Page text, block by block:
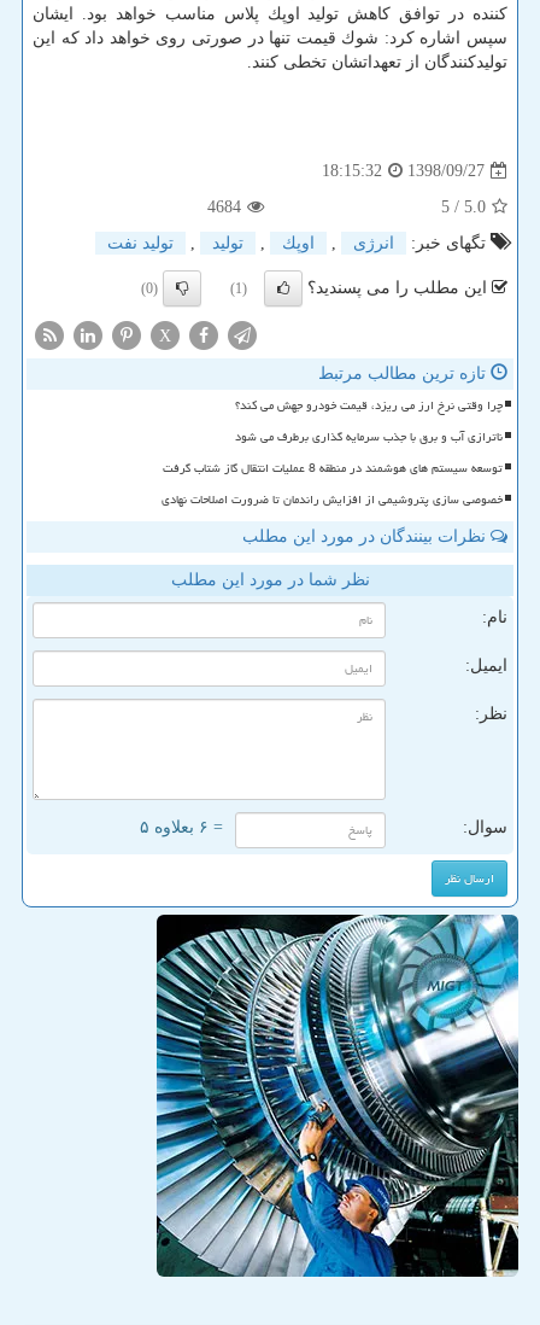
كننده در توافق كاهش تولید اوپك پلاس مناسب خواهد بود. ایشان
سپس اشاره كرد: شوك قیمت تنها در صورتی روی خواهد داد كه این
تولیدكنندگان از تعهداتشان تخطی كنند.
1398/09/27
18:15:32
5.0
/ 5
4684
تگهای خبر:
انرژی , اوپك , تولید , تولید نفت
این مطلب را می پسندید؟ (1)
(0)
X
تازه ترین مطالب مرتبط
چرا وقتی نرخ ارز می ریزد، قیمت خودرو جهش می کند؟
ناترازی آب و برق با جذب سرمایه گذاری برطرف می شود
توسعه سیستم های هوشمند در منطقه 8 عملیات انتقال گاز شتاب گرفت
خصوصی سازی پتروشیمی از افزایش راندمان تا ضرورت اصلاحات نهادی
نظرات بینندگان در مورد این مطلب
نظر شما در مورد این مطلب
نام:
ایمیل:
نظر:
سوال: = ۶ بعلاوه ۵